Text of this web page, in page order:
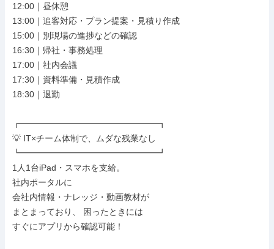
12:00｜昼休憩
13:00｜追客対応・プラン提案・見積り作成
15:00｜別現場の進捗などの確認
16:30｜帰社・事務処理
17:00｜社内会議
17:30｜資料準備・見積作成
18:30｜退勤
┏━━━━━━━━━━━━━━━━┓
💡 IT×チーム体制で、ムダな残業なし
┗━━━━━━━━━━━━━━━━┛
1人1台iPad・スマホを支給。
社内ポータルに
会社内情報・ナレッジ・動画教材が
まとまっており、 困ったときには
すぐにアプリから確認可能！